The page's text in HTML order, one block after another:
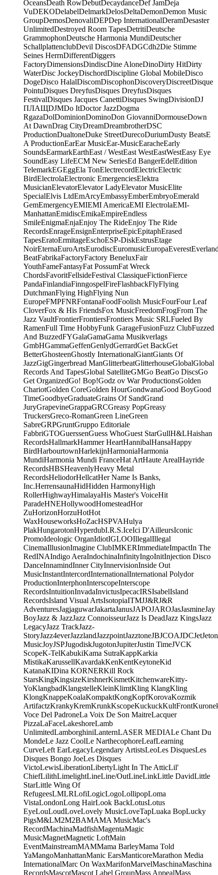
OceansDeath RowDebutDecaydanceDef JamDeja
VuDEKODelabelDelmarkDelosDeltaDemonDemon Music
GroupDemosDenovaliDEPDep InternationalDeramDesaster
UnlimitedDestroyed Room TapesDetritiDeutsche
GrammophonDeutsche Harmonia MundiDeutscher
SchallplattenclubDevil DiscosDFADGCdh2Die Stimme
Seines HerrnDifferentDiggers
FactoryDimensionsDindiscDine AloneDinoDirty HitDirty
WaterDisc JockeyDischordDiscipline Global MobileDisco
DogeDisco HalalDiscomDiscophonDiscoveryDiscreetDisque
PointuDisques DreyfusDisques DreyfusDisques
FestivalDisques Jacques CanettiDisques SwingDivisionDJ
ПЛАЩDJMDo ItDoctor JazzDogma
RgazaDolDominionDominoDon GiovanniDormouseDown
At DawnDrag CityDreamDreambrotherDSC
ProductionDualtoneDuke StreetDurecoDuriumDusty BeatsE
A ProductionEarEar MusicEar-MusicEaracheEarly
SoundsEarmarkEarthEast / WestEast WestEastWestEasy Eye
SoundEasy LifeECM New SeriesEd BangerEdelEdition
TelemarkEGEggEla TonElectrecordElectricElectric
BirdElectrolaElectronic EmergenciesElektra
MusicianElevatorElevator LadyElevator MusicElite
SpecialElvis LtdEmArcyEmbassyEmberEmbryoEmerald
GemEmergencyEMIEMI AmericaEMI ElectrolaEMI-
ManhattanEmidiscEmikaEmpireEndless
SmileEnigmaEnjaEnjoy The RideEnjoy The Ride
RecordsEnrageEnsignEnterpriseEpicEpitaphErased
TapesEratoErmitageEschoESP-DiskEstrusEtage
NoirEternaEuroArtsEurodiscEuromusicEuropaEverest
BeatFabrikaFactoryFactory BeneluxFair
YouthFameFantasyFat PossumFat Wreck
ChordsFavoritFellsideFestival ClassiqueFictionFierce
PandaFinlandiaFinngospelFireFlashbackFlyFlying
DutchmanFlying HighFlying Nun
EuropeFMPFNRFontanaFoodFoolish MusicFourFour Leaf
CloverFox & His FriendsFox MusicFreedomFrogFrom The
Jazz VaultFrontierFrontiersFrontiers Music SRLFueled By
RamenFull Time HobbyFunk GarageFusionFuzz ClubFuzzed
And BuzzedFYGalaGamaGama Musikverlags
GmbHGammaGeffenGenlydGerrardGet BackGet
BetterGhosteenGhostly InternationalGiantGiants Of
JazzGigGingerbread ManGlitterbeatGlitterhouseGlobalGlobal
Records And TapesGlobal SatelliteGMGo BeatGo DiscsGo
Get OrganizedGo! Bop!Godz ov War ProductionsGolden
ChariotGolden CoreGolden HourGondwanaGood BoyGood
TimeGoodbyeGraduateGrains Of SandGrand
JuryGrapevineGrappaGRCGreasy PopGreasy
TruckersGreco-RomanGreen LineGreen
SabreGRPGruntGruppo Editoriale
FabbriGTOGuerssenGuess WhoGuest StarGullH&LHaishan
RecordsHallmarkHammer HeartHannibalHansaHappy
BirdHarbourtownHarlekijnHarmoniaHarmonia
MundiHarmonia Mundi FranceHat ArtHaute ArealHayride
RecordsHBSHeavenlyHeavy Metal
RecordsHeliodorHellcatHer Name Is Banks,
Inc.HerrensaunaHidHidden HarmonyHigh
RollerHighwayHimalayaHis Master's VoiceHit
ParadeHNEHollywoodHomesteadHor
ZuHorizonHorzuHotHot
WaxHouseworksHoZacHSPVAHulya
PlakHungarotonHyperdubI.R.S.IceIci D'AilleursIconic
PromoIdeologic OrganIdiotIGLOOIllegalIllegal
CinemaIllusionImagine ClubIMKERImmediateImpactIn The
RedINAIndigo AeraIndochinaInfinityIngoInitInjection Disco
DanceInnamindInner CityInnervisionInside Out
MusicInstantIntercordInternationalInternational Polydor
ProductionInterphonInterscopeInterscope
RecordsIntuitionInvadaInvictusIpecacIRSIsabelIsland
RecordsIsland Visual ArtsIsotopiaITMJJ&RJ&R
AdventuresJagjaguwarJakartaJanusJAPOJAROJasJasmineJay
BoyJazz & JazzJazz ConnoisseurJazz Is DeadJazz KingsJazz
LegacyJazz TrackJazz-
StoryJazz4everJazzlandJazzpointJazztoneJBJCOAJDCJetJeton
MusicJoyJSPJugodiskJugotonJupiterJustin TimeJVCK
ScopeK-TelKabukiKama SutraKappKarkia
MistikaKarussellKavardakKenKentKeytoneKid
KatanaKIDina KORNERKill Rock
StarsKingKingsizeKirshnerKismetKitchenwareKitty-
YoKlangbadKlangstelleKleinKlimtKling KlangKling
KlongKnappeKoalaKompaktKongKopfKorovaKozmik
ArtifactzKrankyKremKrunkKscopeKuckuckKultFront
Voce Del PadroneLa Voix De Son MaitreLacquer
PizzaLaFaceLakeshoreLamb
UnlimitedLamborghiniLanternLASER MEDIALe Chant Du
MondeLe Jazz CoolLe NarthecophoreLeafLearning
CurveLeft EarLegacyLegendary ArtistsLeoLes DisquesLes
Disques Bongo JoeLes Disques
VictoLewisLiberationLibertyLight In The AtticLil'
ChiefLilithLimelightLineLine/OutLineLinkLittle DavidLittle
StarLittle Wing Of
RefugeesLMLRLofiLogicLogoLollipopLoma
VistaLondonLong HairLook BackLotusLotus
EyeLouLoudLoveLovely MusicLoveTapLuaka BopLucky
PigsM&LM2M2BAMAMA MusicMac's
RecordMachinaMadfishMagentaMagic
MusicMagnetMagnetic LoftMain
EventMainstreamMAMMama BarleyMama Told
YaMangoManhattanManic EarsManticoreMarathon Media
InternationalMarc On WaxMarifonMarvelMaschinaMaschina
RecordsMascotMascot Label GroupMass AppealMass